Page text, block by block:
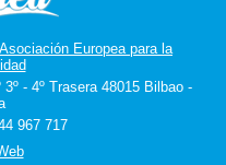
Europea para la
- 4º Trasera 48015 Bilbao -
967 717